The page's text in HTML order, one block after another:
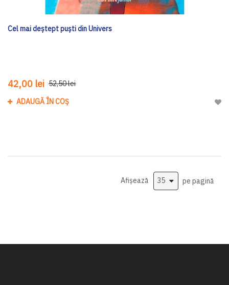
Cel mai deștept puști din Univers
42,00 lei 52,50 lei
ADAUGĂ ÎN COȘ
Afișează pe pagină